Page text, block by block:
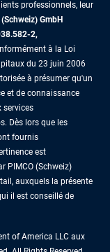
professionnels, leur
GmbH
2,
à la Loi
du 23 juin 2006
à présumer qu'un
et de connaissance
services
Dès lors que les
fournis
est
PIMCO (Schweiz)
auxquels la présente
il est conseillé de
of America LLC aux